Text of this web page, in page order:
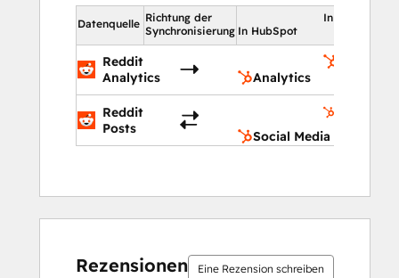
Datenquelle Richtung der
Synchronisierung
In HubSpot
In HubSpot
Reddit
Analytics
Analytics
Reddit
Posts
Social Media
Rezensionen Eine Rezension schreiben